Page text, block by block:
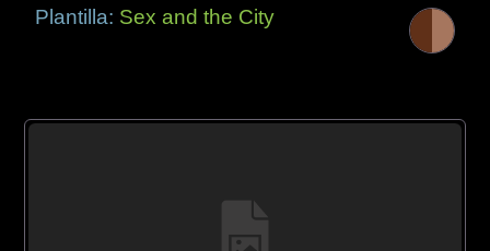
Plantilla: Sex and the City